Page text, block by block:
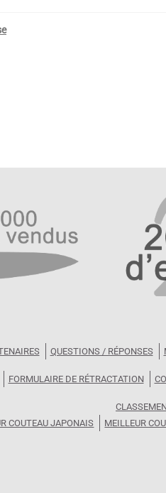
QUESTIONS / RÉPONSES
FORMULAIRE DE RÉTRACTATION
COUTEAU JAPONAIS
MEILLEUR